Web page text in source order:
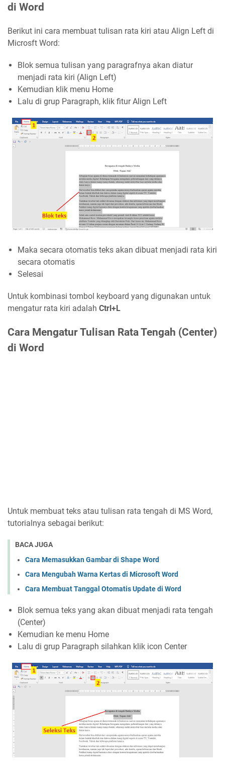
di Word
Berikut ini cara membuat tulisan rata kiri atau Align Left di
Microsft Word:
Blok semua tulisan yang paragrafnya akan diatur
menjadi rata kiri (Align Left)
Kemudian klik menu Home
Lalu di grup Paragraph, klik fitur Align Left
Maka secara otomatis teks akan dibuat menjadi rata kiri
secara otomatis
Selesai
Untuk kombinasi tombol keyboard yang digunakan untuk
mengatur rata kiri adalah Ctrl+L
Cara Mengatur Tulisan Rata Tengah (Center)
di Word
Untuk membuat teks atau tulisan rata tengah di MS Word,
tutorialnya sebagai berikut:
BACA JUGA
Cara Memasukkan Gambar di Shape Word
Cara Mengubah Warna Kertas di Microsoft Word
Cara Membuat Tanggal Otomatis Update di Word
Blok semua teks yang akan dibuat menjadi rata tengah
(Center)
Kemudian ke menu Home
Lalu di grup Paragraph silahkan klik icon Center